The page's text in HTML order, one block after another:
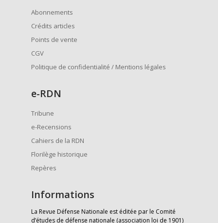
Abonnements
Crédits articles
Points de vente
CGV
Politique de confidentialité / Mentions légales
e-RDN
Tribune
e-Recensions
Cahiers de la RDN
Florilège historique
Repères
Informations
La Revue Défense Nationale est éditée par le Comité
d’études de défense nationale (association loi de 1901)